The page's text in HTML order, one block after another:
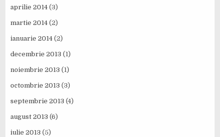
aprilie 2014 (3)
martie 2014 (2)
ianuarie 2014 (2)
decembrie 2013 (1)
noiembrie 2013 (1)
octombrie 2013 (3)
septembrie 2013 (4)
august 2013 (6)
iulie 2013 (5)